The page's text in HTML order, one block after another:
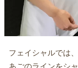
フェイシャルでは